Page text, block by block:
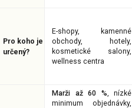
Pro koho je
určený?
E-shopy, kamenné
obchody, hotely,
kosmetické salony,
wellness centra
Marži až 60 % , nízké
minimum objednávky,